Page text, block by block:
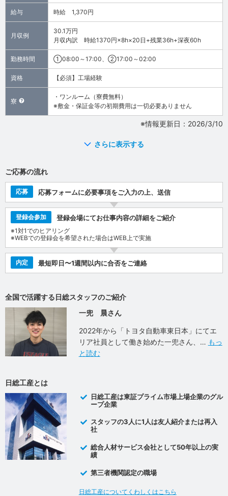
給与 時給 1,370円
月収例
30.1万円
月収内訳 時給1370円×8h×20日+残業36h+深夜60h
勤務時間 ①08:00～17:00、②17:00～02:00
資格 【必須】工場経験
寮
・ワンルーム（寮費無料）
※敷金・保証金等の初期費用は一切必要ありません
※情報更新日：2026/3/10
さらに表示する
ご応募の流れ
応募 応募フォームに必要事項をご入力の上、送信
登録会参加 登録会場にてお仕事内容の詳細をご紹介
※1対1でのヒアリング
※WEBでの登録会を希望された場合はWEB上で実施
内定 最短即日〜1週間以内に合否をご連絡
全国で活躍する日総スタッフのご紹介
一兜 晨さん
2022年から「トヨタ自動車東日本」にてエ
リア社員として働き始めた一兜さん、
もっ
と読む
日総工産とは
日総工産は東証プライム市場上場企業のグル
ープ企業
スタッフの3人に1人は友人紹介または再入
社
総合人材サービス会社として50年以上の実
績
第三者機関認定の職場
日総工産についてくわしくはこちら